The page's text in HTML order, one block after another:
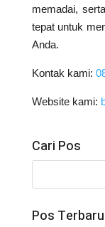
memadai,
tepat untuk
Anda.
Kontak kami:
Website kami:
Cari Pos
Pos Terbaru